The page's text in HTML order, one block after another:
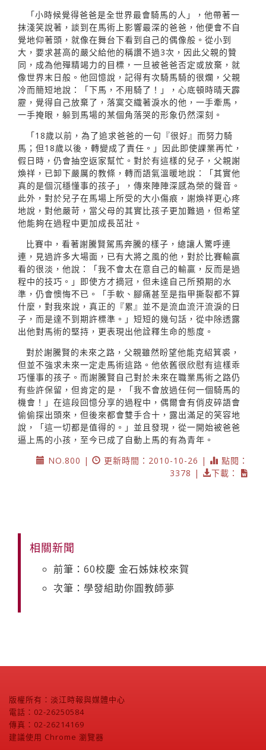
「小時候覺得爸爸是全世界最會騎馬的人」，他帶著一
抹淺笑說著，談到在馬術上影響最深的爸爸，他便會不自
覺地仰著頭，就像在舞台下看到自己的偶像般。從小到
大，要求甚高的嚴父給他的稱讚不過3次，因此父親的贊
同，成為他殫精竭力的目標，一旦被爸爸否定或放棄，就
像世界末日般。他回憶說，記得有次騎馬騎的很爛，父親
冷而簡短地說：「下馬，不用騎了！」，心底頓時晴天霹
靂，覺得自己放棄了，落寞交織著淚水的他，一手牽馬，
一手掩眼，躲到馬場的某個角落哭的形象仍然深刻。
「18歲以前，為了追求爸爸的一句『很好』而努力騎
馬；但18歲以後，轉變成了責任。」因此即使課業再忙，
假日時，仍會抽空返家幫忙。對於有這樣的兒子，父親謝
煥祥，已卸下嚴厲的教條，轉而語氣溫暖地說：「其實他
真的是個沉穩懂事的孩子」，傳來陣陣深感為榮的聲音。
此外，對於兒子在馬場上所受的大小傷痕，謝煥祥更心疼
地說，對他嚴苛，當父母的其實比孩子更加難過，但希望
他能夠在過程中更加成長茁壯。
比賽中，看著謝騰賢駕馬奔騰的樣子，總讓人驚呼連
連，見過許多大場面，已有大將之風的他，對於比賽輸贏
看的很淡，他說：「我不會太在意自己的輸贏，反而是過
程中的技巧。」即使方才摘冠，但未達自己所預期的水
準，仍會懊悔不已。「手軟、腳痛甚至是指甲撕裂都不算
什麼，對我來說，真正的『累』並不是流血流汗流淚的日
子，而是達不到期許標準。」短短的幾句話，從中除透露
出他對馬術的堅持，更表現出他詮釋生命的態度。
對於謝騰賢的未來之路，父親雖然盼望他能克紹箕裘，
但並不強求未來一定走馬術這路。他依舊很欣慰有這樣乖
巧懂事的孩子。而謝騰賢自己對於未來在職業馬術之路仍
有些許保留，但肯定的是，「我不會放過任何一個騎馬的
機會！」在這段回憶分享的過程中，偶爾會有俏皮碎語會
偷偷探出頭來，但後來都會雙手合十，露出滿足的笑容地
說，「這一切都是值得的。」並且發現，從一開始被爸爸
逼上馬的小孩，至今已成了自動上馬的有為青年。
NO.800 |
更新時間：2010-10-26 |
點閱：
3378 |
下載：
相關新聞
前筆：60校慶 金石姊妹校來賀
次筆：學發組助你圓教師夢
版權所有：淡江時報與媒體中心
電話：02-26250584
傳真：02-26214169
建議使用 Chrome 瀏覽器